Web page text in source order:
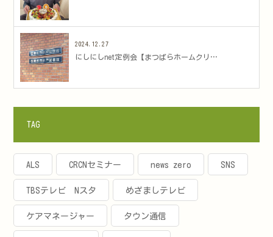
2024.12.27
にしにしnet定例会【まつばらホームクリ…
TAG
ALS CRCNセミナー news zero SNS
TBSテレビ Nスタ めざましテレビ
ケアマネージャー タウン通信